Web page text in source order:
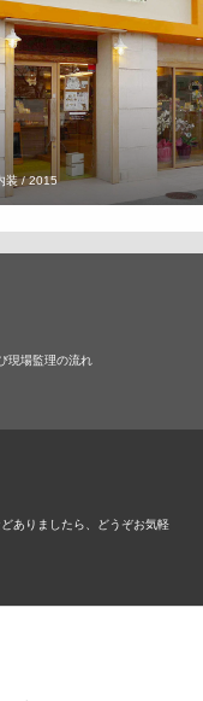
装 / 2015
現場監理の流れ
ありましたら、どうぞお気軽